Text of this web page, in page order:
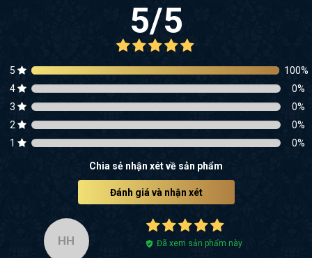
5/5
5 100%
4
0%
3
0%
2
0%
1
0%
Chia sẻ nhận xét về sản phẩm
Đánh giá và nhận xét
HH Đã xem sản phẩm này